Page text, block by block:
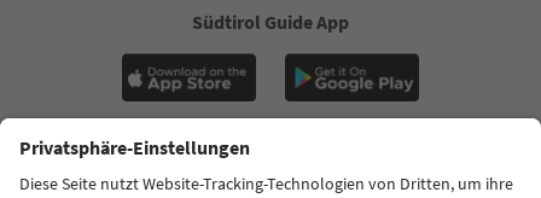
Südtirol Guide App
FAQ Contatti Press MICE
Privacy Policy